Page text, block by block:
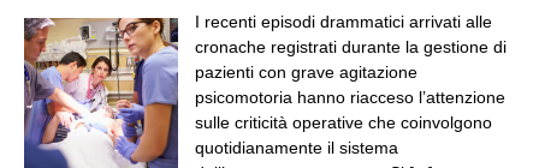
I recenti episodi drammatici arrivati alle
cronache registrati durante la gestione di
pazienti con grave agitazione
psicomotoria hanno riacceso l’attenzione
sulle criticità operative che coinvolgono
quotidianamente il sistema